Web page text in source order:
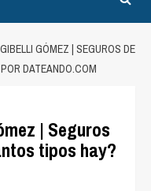
GÓMEZ | SEGUROS DE
DATEANDO.COM
| Seguros
tipos hay?